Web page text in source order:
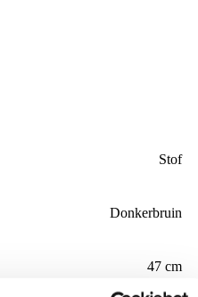
Stof
Donkerbruin
47 cm